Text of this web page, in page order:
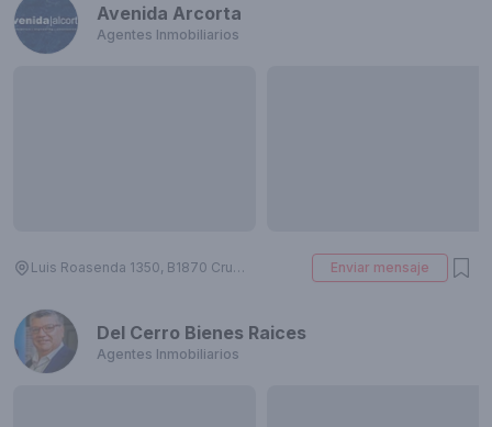
Avenida Arcorta
Agentes Inmobiliarios
Luis Roasenda 1350, B1870 Crucecita, Provincia de Buenos Aires, Argentina Enviar mensaje
Del Cerro Bienes Raices
Agentes Inmobiliarios